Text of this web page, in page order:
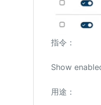
指令：
Show
用途：